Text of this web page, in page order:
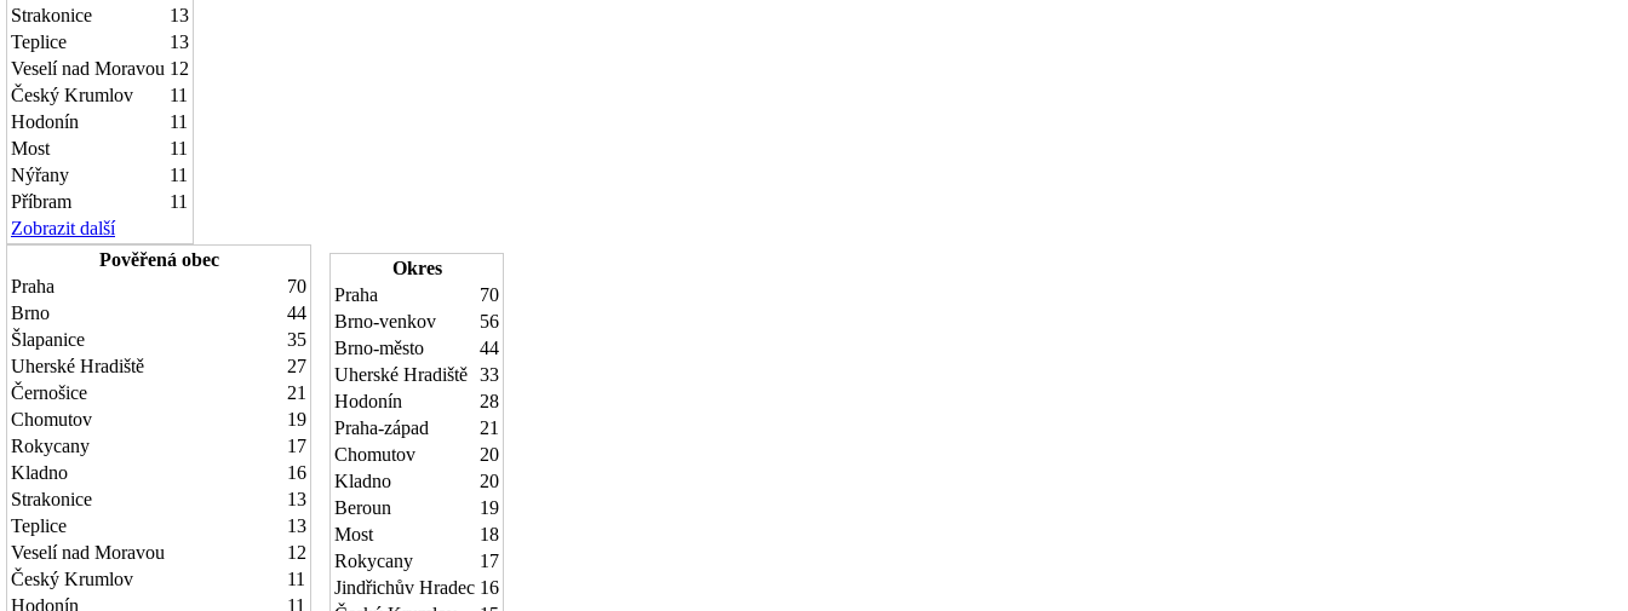
Strakonice
13
Teplice
13
Veselí nad Moravou 12
Český Krumlov
11
Hodonín
11
Most
11
Nýřany
11
Příbram
11
Zobrazit další
Pověřená obec
Praha
70
Brno
44
Šlapanice
35
Uherské Hradiště
27
Černošice
21
Chomutov
19
Rokycany
17
Kladno
16
Strakonice
13
Teplice
13
Veselí nad Moravou
12
Český Krumlov
11
Hodonín
11
Okres
Praha
70
Brno-venkov
56
Brno-město
44
Uherské Hradiště 33
Hodonín
28
Praha-západ
21
Chomutov
20
Kladno
20
Beroun
19
Most
18
Rokycany
17
Jindřichův Hradec 16